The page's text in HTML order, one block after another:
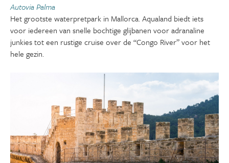
Autovia Palma
Het grootste waterpretpark in Mallorca. Aqualand biedt iets
voor iedereen van snelle bochtige glijbanen voor adranaline
junkies tot een rustige cruise over de “Congo River” voor het
hele gezin.